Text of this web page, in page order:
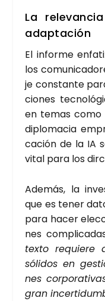
La
adap­ta­ción
El infor­me
los
je cons­tan­te
cio­nes
en temas como
diplo­ma­cia
ca­ción de la IA
vital para los
Ade­más, la
que es tener
para hacer
nes
tex­to requie­re
sóli­dos en
nes
gran